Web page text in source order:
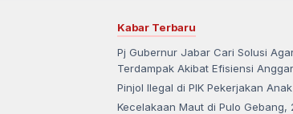
Kabar Terbaru
Pj Gubernur Jabar Cari Solusi
Terdampak Akibat Efisiensi
Pinjol Ilegal di PIK Pekerjakan
Kecelakaan Maut di Pulo